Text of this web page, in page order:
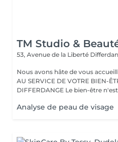
TM Studio &
53, Avenue de la Liberté
Nous avons hâte de vous accueillir ! UN INSTITUT DE
AU SERVICE DE VOTRE BIEN-
DIFFERDANGE Le bien-
Analyse de peau de visage